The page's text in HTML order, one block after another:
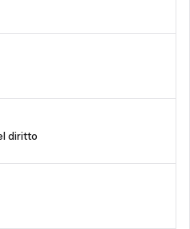
diritto